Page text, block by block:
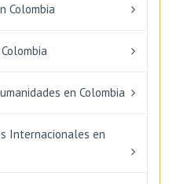
Colombia
en Colombia
Internacionales en